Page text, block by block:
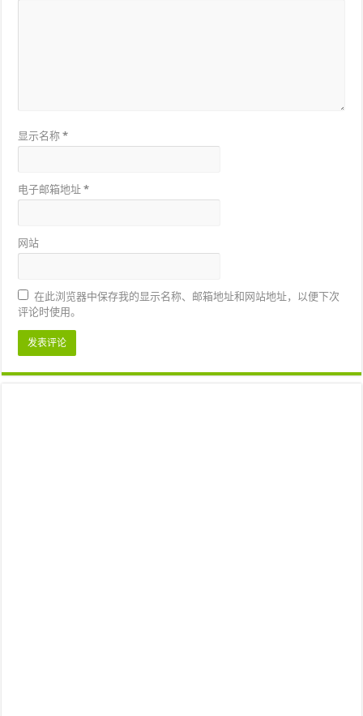
显示名称*
电子邮箱地址*
网站
在此浏览器中保存我的显示名称、邮箱地址和网站地址，以便下次
评论时使用。